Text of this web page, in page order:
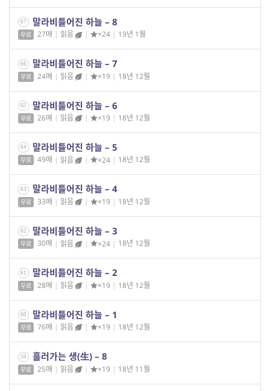
67 말라비틀어진 하늘 – 8
무료 27매 | 읽음 | ×24 | 19년 1월
66 말라비틀어진 하늘 – 7
무료 24매 | 읽음 | ×19 | 18년 12월
65 말라비틀어진 하늘 – 6
무료 26매 | 읽음 | ×19 | 18년 12월
64 말라비틀어진 하늘 – 5
무료 49매 | 읽음 | ×24 | 18년 12월
63 말라비틀어진 하늘 – 4
무료 33매 | 읽음 | ×19 | 18년 12월
62 말라비틀어진 하늘 – 3
무료 30매 | 읽음 | ×24 | 18년 12월
61 말라비틀어진 하늘 – 2
무료 28매 | 읽음 | ×19 | 18년 12월
60 말라비틀어진 하늘 – 1
무료 76매 | 읽음 | ×19 | 18년 12월
59 흘러가는 생(生) – 8
무료 25매 | 읽음 | ×19 | 18년 11월